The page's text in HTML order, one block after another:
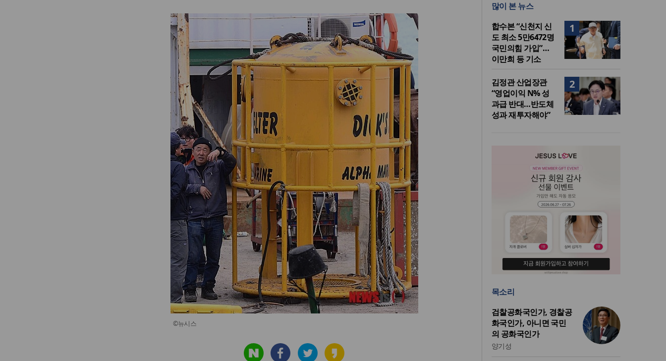
©뉴시스
협력
다 먼저 일본이 있었습니다”
“기도로 시작한 스틸 美 대사,
한미동맹의 가교 되어주길”
많이 본 뉴스
1
합수본 “신천지 신
도 최소 5만6472명
국민의힘 가입”…
이만희 등 기소
2
김정관 산업장관
“영업이익 N% 성
과급 반대…반도체
성과 재투자해야”
목소리
검찰공화국인가, 경찰공
화국인가, 아니면 국민
의 공화국인가
양기성